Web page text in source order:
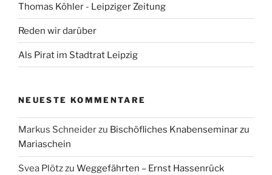
Thomas Köhler - Leipziger Zeitung
Reden wir darüber
Als Pirat im Stadtrat Leipzig
NEUESTE KOMMENTARE
Markus Schneiderzu Bischöfliches Knabenseminar zu
Mariaschein
Svea Plötzzu Weggefährten – Ernst Hassenrück